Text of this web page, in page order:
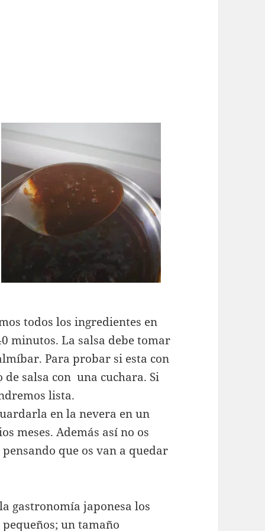
todos los ingredientes en
minutos. La salsa debe tomar
Para probar si esta con
salsa con una cuchara. Si
lista.
en la nevera en un
meses. Además así no os
que os van a quedar
gastronomía japonesa los
un tamaño